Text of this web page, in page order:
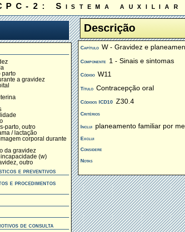
2: Sistema
parto
a gravidez
parto, outro
/ lactação
corporal durante
da gravidez
(w)
outro
e preventivos
e procedimentos
de consulta
Descrição
Capítulo W - Gravidez e
Componente 1 - Sinais e sintomas
Código W11
Título Contracepção oral
Códigos ICD10 Z30.4
Critérios
Inclui planeamento familiar por
Exclui
Considere
Notas